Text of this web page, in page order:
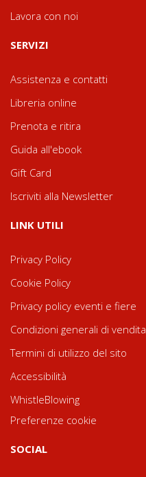
Lavora con noi
SERVIZI
Assistenza e contatti
Libreria online
Prenota e ritira
Guida all'ebook
Gift Card
Iscriviti alla Newsletter
LINK UTILI
Privacy Policy
Cookie Policy
Privacy policy eventi e fiere
Condizioni generali di vendita
Termini di utilizzo del sito
Accessibilità
WhistleBlowing
Preferenze cookie
SOCIAL